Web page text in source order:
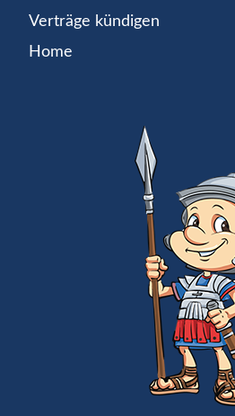
Verträge kündigen
Home